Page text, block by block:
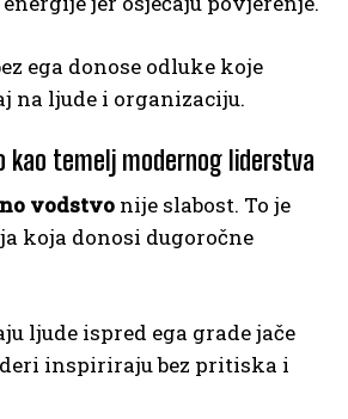
ega donose odluke koje
na ljude i organizaciju.
kao temelj modernog liderstva
vodstvo nije slabost. To je
koja donosi dugoročne
ljude ispred ega grade jače
inspiriraju bez pritiska i